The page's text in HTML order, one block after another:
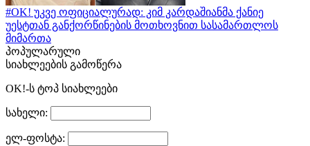
#OK! უკვე ოფიციალურად: კიმ კარდაშიანმა ქანიე
უესტთან განქორწინების მოთხოვნით სასამართლოს
მიმართა
პოპულარული
სიახლეების გამოწერა
OK!-ს ტოპ სიახლეები
სახელი:
ელ-ფოსტა: